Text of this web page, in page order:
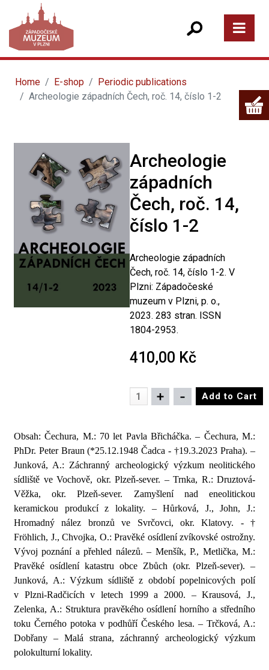
Home E-shop
Periodic publications
Archeologie západních Čech, roč. 14, číslo 1-2
Archeologie
západních
Čech, roč. 14,
číslo 1-2
Archeologie západních
Čech, roč. 14, číslo 1-2. V
Plzni: Západočeské
muzeum v Plzni, p. o.,
2023. 283 stran. ISSN
1804-2953.
410,00 Kč
Obsah: Čechura, M.: 70 let Pavla Břicháčka. – Čechura, M.:
PhDr. Peter Braun (*25.12.1948 Čadca - †19.3.2023 Praha). –
Junková, A.: Záchranný archeologický výzkum neolitického
sídliště ve Vochově, okr. Plzeň-sever. – Trnka, R.: Druztová-
Věžka, okr. Plzeň-sever. Zamyšlení nad eneolitickou
keramickou produkcí z lokality. – Hůrková, J., John, J.:
Hromadný nález bronzů ve Svrčovci, okr. Klatovy. - †
Fröhlich, J., Chvojka, O.: Pravěké osídlení zvíkovské ostrožny.
Vývoj poznání a přehled nálezů. – Menšík, P., Metlička, M.:
Pravěké osídlení katastru obce Zbůch (okr. Plzeň-sever). –
Junková, A.: Výzkum sídliště z období popelnicových polí
v Plzni-Radčicích v letech 1999 a 2000. – Krausová, J.,
Zelenka, A.: Struktura pravěkého osídlení horního a středního
toku Černého potoka v podhůří Českého lesa. – Trčková, A.:
Dobřany – Malá strana, záchranný archeologický výzkum
polokulturní lokality.